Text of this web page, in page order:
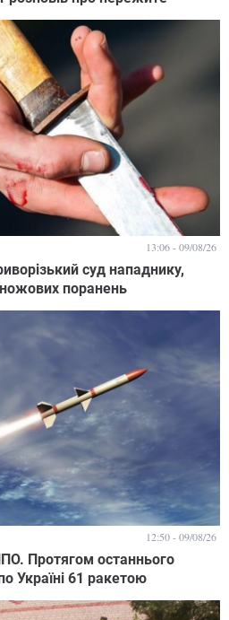
суд нападнику,
поранень
13:06 - 09/08/26
Протягом останнього
Україні 61 ракетою
12:50 - 09/08/26